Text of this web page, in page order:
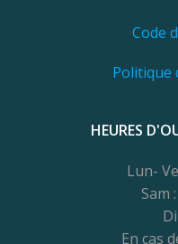
Code
Politique
HEURES
Lun-
Sam
En cas